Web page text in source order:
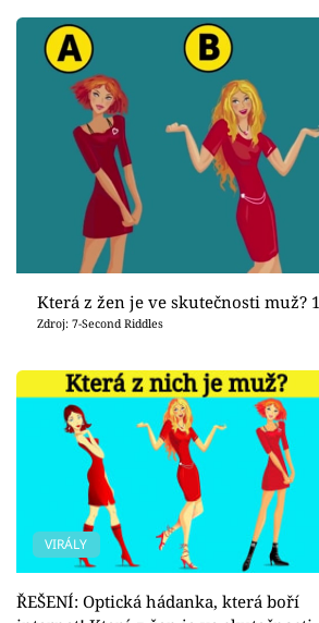
Která z žen je ve skutečnosti muž? 1
Zdroj: 7-Second Riddles
VIRÁLY
ŘEŠENÍ: Optická hádanka, která boří